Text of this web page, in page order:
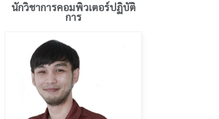
นักวิชาการคอมพิวเตอร์ปฏิบัติ
การ